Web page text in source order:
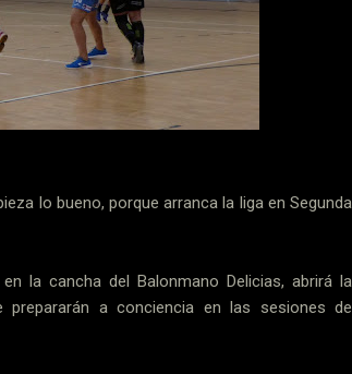
lo bueno, porque arranca la liga en Segunda
la cancha del Balonmano Delicias, abrirá la
a conciencia en las sesiones de